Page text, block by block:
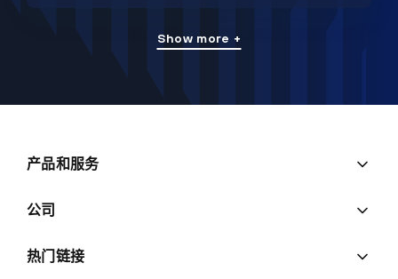
Show more +
产品和服务
公司
热门链接